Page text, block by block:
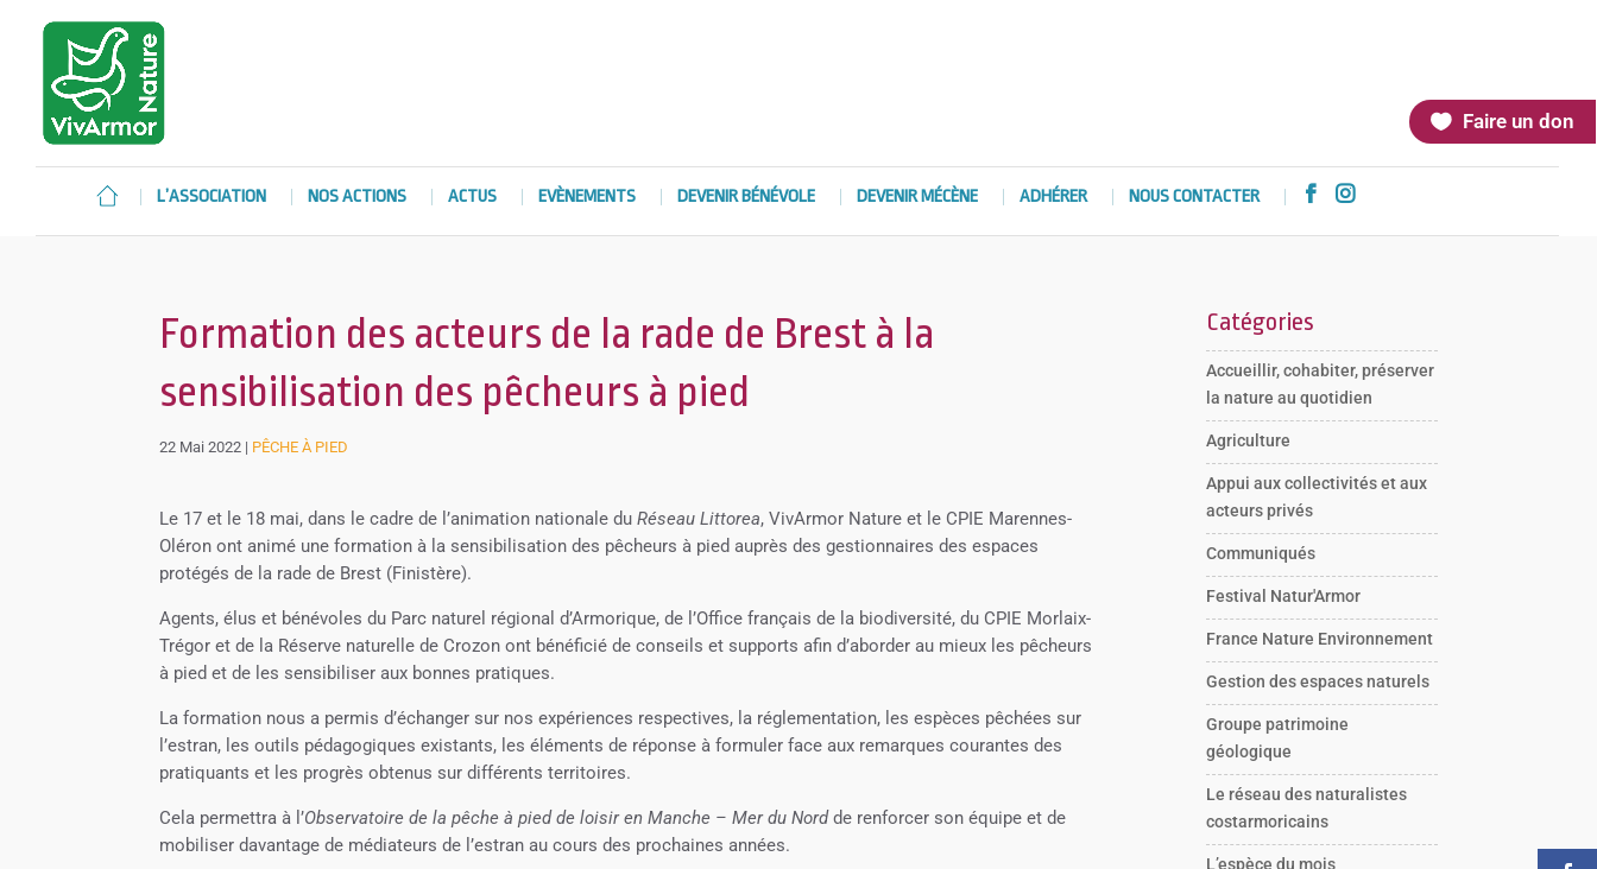
Faire un don
L’ASSOCIATION NOS ACTIONS ACTUS EVÈNEMENTS DEVENIR BÉNÉVOLE DEVENIR MÉCÈNE ADHÉRER NOUS CONTACTER  
Formation des acteurs de la rade de Brest à la
sensibilisation des pêcheurs à pied
22 Mai 2022 | PÊCHE À PIED
Le 17 et le 18 mai, dans le cadre de l’animation nationale duRéseau Littorea, VivArmor Nature et le CPIE Marennes-
Oléron ont animé une formation à la sensibilisation des pêcheurs à pied auprès des gestionnaires des espaces
protégés de la rade de Brest (Finistère).
Agents, élus et bénévoles du Parc naturel régional d’Armorique, de l’Office français de la biodiversité, du CPIE Morlaix-
Trégor et de la Réserve naturelle de Crozon ont bénéficié de conseils et supports afin d’aborder au mieux les pêcheurs
à pied et de les sensibiliser aux bonnes pratiques.
La formation nous a permis d’échanger sur nos expériences respectives, la réglementation, les espèces pêchées sur
l’estran, les outils pédagogiques existants, les éléments de réponse à formuler face aux remarques courantes des
pratiquants et les progrès obtenus sur différents territoires.
Cela permettra à l’Observatoire de la pêche à pied de loisir en Manche – Mer du Nordde renforcer son équipe et de
mobiliser davantage de médiateurs de l’estran au cours des prochaines années.
Catégories
Accueillir, cohabiter, préserver
la nature au quotidien
Agriculture
Appui aux collectivités et aux
acteurs privés
Communiqués
Festival Natur'Armor
France Nature Environnement
Gestion des espaces naturels
Groupe patrimoine
géologique
Le réseau des naturalistes
costarmoricains
L’espèce du mois